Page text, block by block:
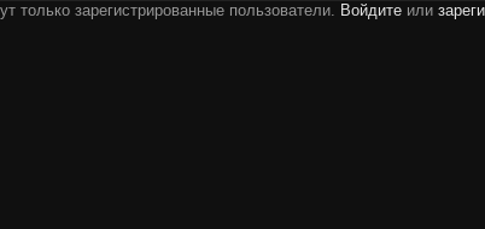
только зарегистрированные пользователи. Войдите или